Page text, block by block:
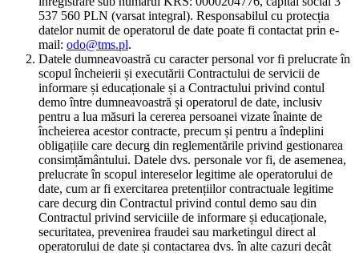
537 560 PLN (varsat integral). Responsabilul cu protecția
datelor numit de operatorul de date poate fi contactat prin e-
mail: odo@tms.pl.
Datele dumneavoastră cu caracter personal vor fi prelucrate în
scopul încheierii și executării Contractului de servicii de
informare și educaționale și a Contractului privind contul
demo între dumneavoastră și operatorul de date, inclusiv
pentru a lua măsuri la cererea persoanei vizate înainte de
încheierea acestor contracte, precum și pentru a îndeplini
obligațiile care decurg din reglementările privind gestionarea
consimțământului. Datele dvs. personale vor fi, de asemenea,
prelucrate în scopul intereselor legitime ale operatorului de
date, cum ar fi exercitarea pretențiilor contractuale legitime
care decurg din Contractul privind contul demo sau din
Contractul privind serviciile de informare și educaționale,
securitatea, prevenirea fraudei sau marketingul direct al
operatorului de date și contactarea dvs. în alte cazuri decât